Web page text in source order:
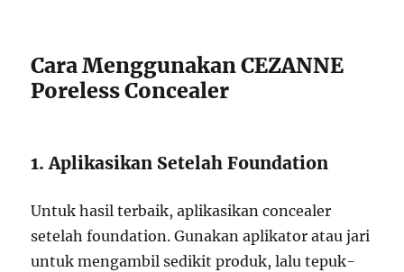
Cara Menggunakan CEZANNE
Poreless Concealer
1. Aplikasikan Setelah Foundation
Untuk hasil terbaik, aplikasikan concealer
setelah foundation. Gunakan aplikator atau jari
untuk mengambil sedikit produk, lalu tepuk-